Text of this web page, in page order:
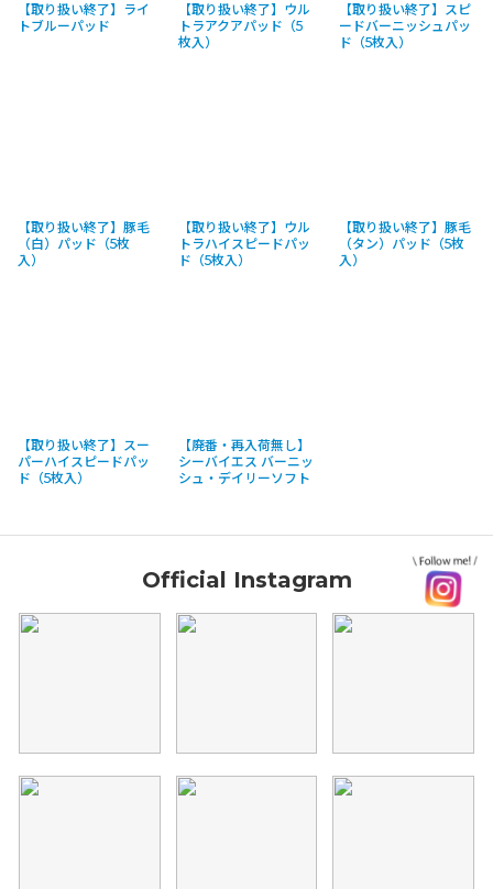
【取り扱い終了】ライ
トブルーパッド
【取り扱い終了】ウル
トラアクアパッド（5
枚入）
【取り扱い終了】スピ
ードバーニッシュパッ
ド（5枚入）
【取り扱い終了】豚毛
（白）パッド（5枚
入）
【取り扱い終了】ウル
トラハイスピードパッ
ド（5枚入）
【取り扱い終了】豚毛
（タン）パッド（5枚
入）
【取り扱い終了】スー
パーハイスピードパッ
ド（5枚入）
【廃番・再入荷無し】
シーバイエス バーニッ
シュ・デイリーソフト
Official Instagram